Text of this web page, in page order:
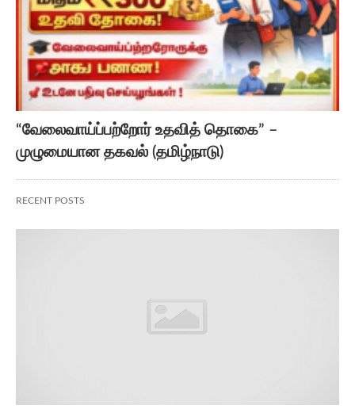
“வேலைவாய்ப்பற்றோர் உதவித் தொகை” –
முழுமையான தகவல் (தமிழ்நாடு)
RECENT POSTS